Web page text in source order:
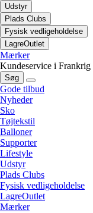
Udstyr
Plads Clubs
Fysisk vedligeholdelse
LagreOutlet
Mærker
Kundeservice i Frankrig
Søg
Gode tilbud
Nyheder
Sko
Tøjtekstil
Balloner
Supporter
Lifestyle
Udstyr
Plads Clubs
Fysisk vedligeholdelse
LagreOutlet
Mærker